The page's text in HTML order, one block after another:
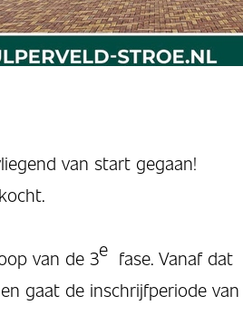
van start gegaan!
van de 3e fase. Vanaf dat
gaat de inschrijfperiode van